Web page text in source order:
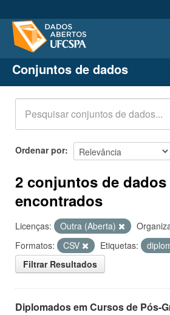
Conjuntos de dados
Organizações
Grupos
Sobre
Conjuntos de dados
Ordenar por
2 conjuntos de dados
encontrados
Licenças: Outra (Aberta)
Formatos:
CSV Etiquetas:
Filtrar Resultados
Diplomados em Cursos de Pós-